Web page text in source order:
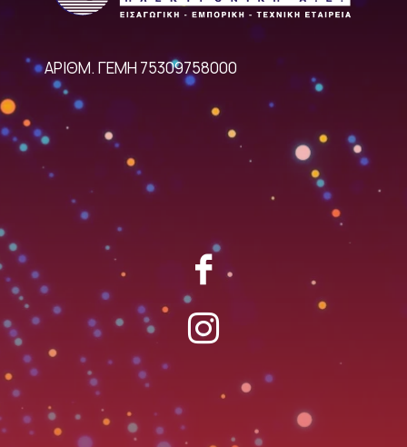
ΑΡΙΘΜ. ΓΕΜΗ 75309758000